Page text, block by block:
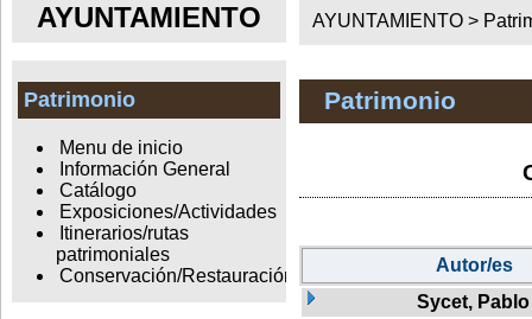
AYUNTAMIENTO
Patrimonio
Menu de inicio
Información General
Catálogo
Exposiciones/Actividades
Itinerarios/rutas
patrimoniales
Conservación/Restauración
AYUNTAMIENTO >
Patrimonio
Autor/es
Sycet, Pablo